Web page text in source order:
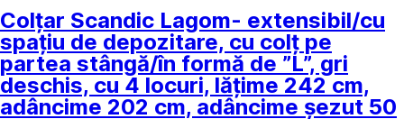
Colțar Scandic Lagom- extensibil/cu
spațiu de depozitare, cu colț pe
partea stângă/în formă de ”L”, gri
deschis, cu 4 locuri, lățime 242 cm,
adâncime 202 cm, adâncime șezut 50